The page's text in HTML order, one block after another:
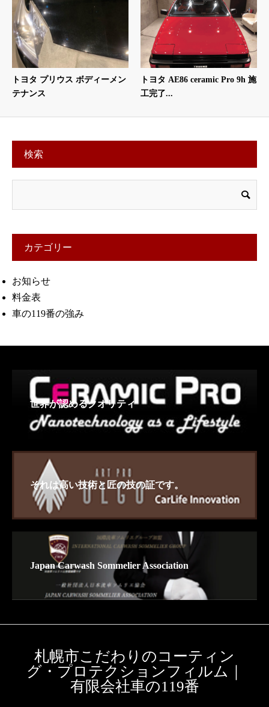
トヨタ プリウス ボディーメン
テナンス
トヨタ AE86 ceramic Pro 9h 施
工完了...
検索
カテゴリー
お知らせ
料金表
車の119番の強み
世界が認めるクオリティ
それは高い技術と匠の技の証です。
Japan Carwash Sommelier Association
札幌市こだわりのコーティン
グ・プロテクションフィルム｜
有限会社車の119番